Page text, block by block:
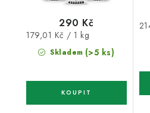
Skladem (>5 ks)
290 Kč
Měrná
cena:
179,01 Kč / 1 kg